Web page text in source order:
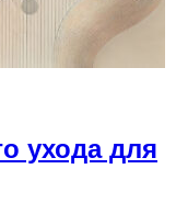
ухода для